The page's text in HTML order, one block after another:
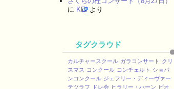
に KEI より
タグクラウド
カルチャースクール ガラコンサート
クリ
スマス
コンクール コンチェルト
ショパ
ンコンクール ジェフリー・ディーヴァー
テツラフ
ドレ会 ヒラリー・ハーン ビオ